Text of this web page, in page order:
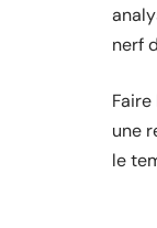
nerf
une
le